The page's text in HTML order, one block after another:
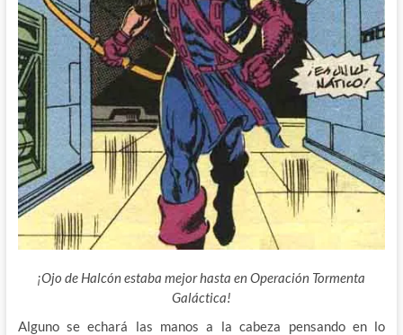
¡Ojo de Halcón estaba mejor hasta en Operación Tormenta
Galáctica!
Alguno se echará las manos a la cabeza pensando en lo